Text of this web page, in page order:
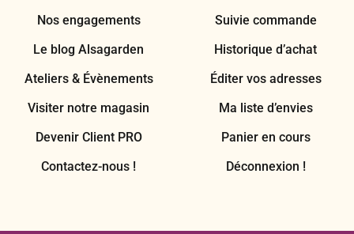
Nos engagements
Le blog Alsagarden
Ateliers & Évènements
Visiter notre magasin
Devenir Client PRO
Contactez-nous !
Suivie commande
Historique d’achat
Éditer vos adresses
Ma liste d’envies
Panier en cours
Déconnexion !